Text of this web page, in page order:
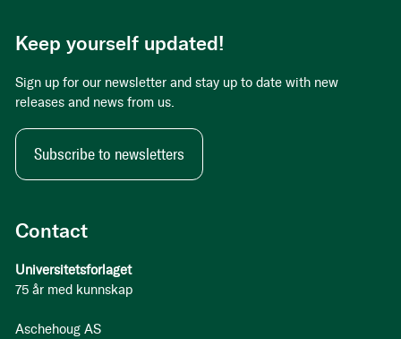
Contact
Universitetsforlaget
75 år med kunnskap
Aschehoug AS
Keep yourself updated!
Sign up for our newsletter and stay up to date with new
releases and news from us.
Subscribe to newsletters